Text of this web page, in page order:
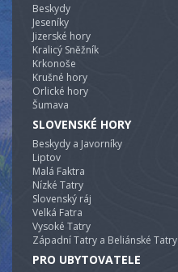
Beskydy
Jeseníky
Jizerské hory
Kralicý Sněžník
Krkonoše
Krušné hory
Orlické hory
Šumava
SLOVENSKÉ HORY
Beskydy a Javorníky
Liptov
Malá Faktra
Nízké Tatry
Slovenský ráj
Velká Fatra
Vysoké Tatry
Západní Tatry a Beliánské Tatry
PRO UBYTOVATELE